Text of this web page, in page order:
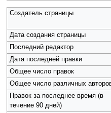
Создатель страницы
Дата создания страницы
Последний редактор
Дата последней правки
Общее число правок
Общее число различных
Правок за последнее время (в
течение 90 дней)